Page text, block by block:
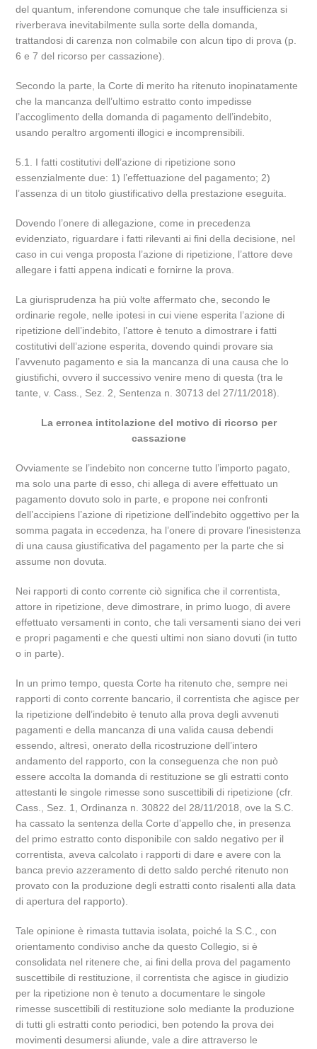
del quantum, inferendone comunque che tale insufficienza si
riverberava inevitabilmente sulla sorte della domanda,
trattandosi di carenza non colmabile con alcun tipo di prova (p.
6 e 7 del ricorso per cassazione).
Secondo la parte, la Corte di merito ha ritenuto inopinatamente
che la mancanza dell’ultimo estratto conto impedisse
l’accoglimento della domanda di pagamento dell’indebito,
usando peraltro argomenti illogici e incomprensibili.
5.1. I fatti costitutivi dell’azione di ripetizione sono
essenzialmente due: 1) l’effettuazione del pagamento; 2)
l’assenza di un titolo giustificativo della prestazione eseguita.
Dovendo l’onere di allegazione, come in precedenza
evidenziato, riguardare i fatti rilevanti ai fini della decisione, nel
caso in cui venga proposta l’azione di ripetizione, l’attore deve
allegare i fatti appena indicati e fornirne la prova.
La giurisprudenza ha più volte affermato che, secondo le
ordinarie regole, nelle ipotesi in cui viene esperita l’azione di
ripetizione dell’indebito, l’attore è tenuto a dimostrare i fatti
costitutivi dell’azione esperita, dovendo quindi provare sia
l’avvenuto pagamento e sia la mancanza di una causa che lo
giustifichi, ovvero il successivo venire meno di questa (tra le
tante, v. Cass., Sez. 2, Sentenza n. 30713 del 27/11/2018).
La erronea intitolazione del motivo di ricorso per
cassazione
Ovviamente se l’indebito non concerne tutto l’importo pagato,
ma solo una parte di esso, chi allega di avere effettuato un
pagamento dovuto solo in parte, e propone nei confronti
dell’accipiens l’azione di ripetizione dell’indebito oggettivo per la
somma pagata in eccedenza, ha l’onere di provare l’inesistenza
di una causa giustificativa del pagamento per la parte che si
assume non dovuta.
Nei rapporti di conto corrente ciò significa che il correntista,
attore in ripetizione, deve dimostrare, in primo luogo, di avere
effettuato versamenti in conto, che tali versamenti siano dei veri
e propri pagamenti e che questi ultimi non siano dovuti (in tutto
o in parte).
In un primo tempo, questa Corte ha ritenuto che, sempre nei
rapporti di conto corrente bancario, il correntista che agisce per
la ripetizione dell’indebito è tenuto alla prova degli avvenuti
pagamenti e della mancanza di una valida causa debendi
essendo, altresì, onerato della ricostruzione dell’intero
andamento del rapporto, con la conseguenza che non può
essere accolta la domanda di restituzione se gli estratti conto
attestanti le singole rimesse sono suscettibili di ripetizione (cfr.
Cass., Sez. 1, Ordinanza n. 30822 del 28/11/2018, ove la S.C.
ha cassato la sentenza della Corte d’appello che, in presenza
del primo estratto conto disponibile con saldo negativo per il
correntista, aveva calcolato i rapporti di dare e avere con la
banca previo azzeramento di detto saldo perché ritenuto non
provato con la produzione degli estratti conto risalenti alla data
di apertura del rapporto).
Tale opinione è rimasta tuttavia isolata, poiché la S.C., con
orientamento condiviso anche da questo Collegio, si è
consolidata nel ritenere che, ai fini della prova del pagamento
suscettibile di restituzione, il correntista che agisce in giudizio
per la ripetizione non è tenuto a documentare le singole
rimesse suscettibili di restituzione solo mediante la produzione
di tutti gli estratti conto periodici, ben potendo la prova dei
movimenti desumersi aliunde, vale a dire attraverso le